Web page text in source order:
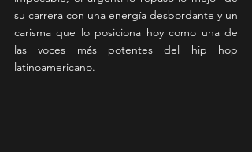
su carrera con una energía desbordante y un
carisma que lo posiciona hoy como una de
las voces más potentes del hip hop
latinoamericano.